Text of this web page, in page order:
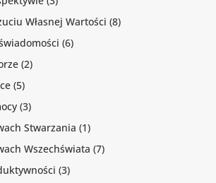
Własnej Wartości (8)
(6)
(2)
(5)
(3)
Stwarzania (1)
Wszechświata (7)
(3)